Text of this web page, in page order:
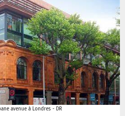
avenue à Londres - DR